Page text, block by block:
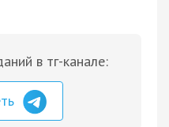
в тг-канале: